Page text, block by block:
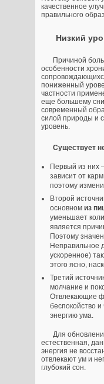
качественное
правильного
Низкий
Причиной
особенности
пониженный
частности
еще большему
современный
силой природы и
уровень.
Существует
Первый из них
зависит от
поэтому
Второй
основном из
уменьшает
является
Поэтому
Неправильное
ускоренное)
этого ясно,
Третий
молчание и
Отвлекающие
беспокойство
энергию ума.
Для
естественная,
энергия не
отвлекают ум и
глубокий сон.